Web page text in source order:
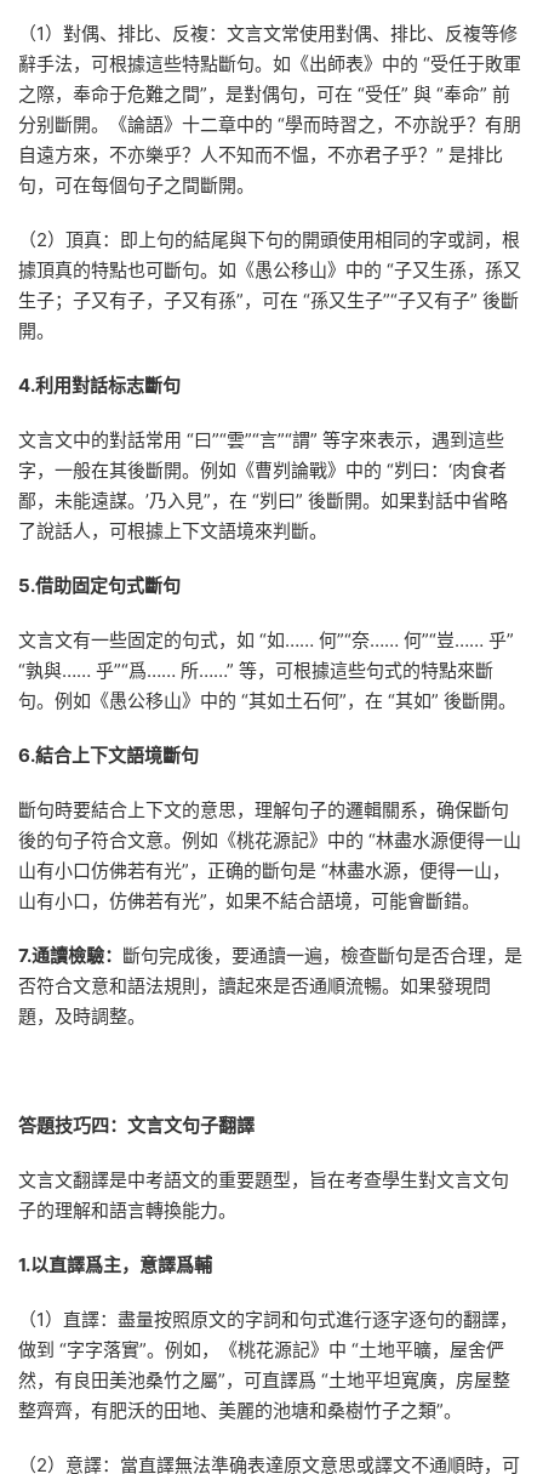
（1）對偶、排比、反複：文言文常使用對偶、排比、反複等修
辭手法，可根據這些特點斷句。如《出師表》中的 “受任于敗軍
之際，奉命于危難之間”，是對偶句，可在 “受任” 與 “奉命” 前
分别斷開。《論語》十二章中的 “學而時習之，不亦說乎？有朋
自遠方來，不亦樂乎？人不知而不愠，不亦君子乎？” 是排比
句，可在每個句子之間斷開。
（2）頂真：即上句的結尾與下句的開頭使用相同的字或詞，根
據頂真的特點也可斷句。如《愚公移山》中的 “子又生孫，孫又
生子；子又有子，子又有孫”，可在 “孫又生子”“子又有子” 後斷
開。
4.利用對話标志斷句
文言文中的對話常用 “曰”“雲”“言”“謂” 等字來表示，遇到這些
字，一般在其後斷開。例如《曹刿論戰》中的 “刿曰：‘肉食者
鄙，未能遠謀。’乃入見”，在 “刿曰” 後斷開。如果對話中省略
了說話人，可根據上下文語境來判斷。
5.借助固定句式斷句
文言文有一些固定的句式，如 “如…… 何”“奈…… 何”“豈…… 乎”
“孰與…… 乎”“爲…… 所……” 等，可根據這些句式的特點來斷
句。例如《愚公移山》中的 “其如土石何”，在 “其如” 後斷開。
6.結合上下文語境斷句
斷句時要結合上下文的意思，理解句子的邏輯關系，确保斷句
後的句子符合文意。例如《桃花源記》中的 “林盡水源便得一山
山有小口仿佛若有光”，正确的斷句是 “林盡水源，便得一山，
山有小口，仿佛若有光”，如果不結合語境，可能會斷錯。
7.通讀檢驗： 斷句完成後，要通讀一遍，檢查斷句是否合理，是
否符合文意和語法規則，讀起來是否通順流暢。如果發現問
題，及時調整。
答題技巧四：文言文句子翻譯
文言文翻譯是中考語文的重要題型，旨在考查學生對文言文句
子的理解和語言轉換能力。
1.以直譯爲主，意譯爲輔
（1）直譯：盡量按照原文的字詞和句式進行逐字逐句的翻譯，
做到 “字字落實”。例如，《桃花源記》中 “土地平曠，屋舍俨
然，有良田美池桑竹之屬”，可直譯爲 “土地平坦寬廣，房屋整
整齊齊，有肥沃的田地、美麗的池塘和桑樹竹子之類”。
（2）意譯：當直譯無法準确表達原文意思或譯文不通順時，可